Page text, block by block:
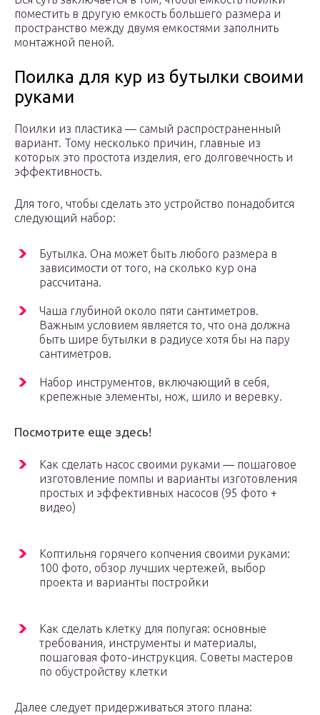
поместить в другую емкость большего размера и
пространство между двумя емкостями заполнить
монтажной пеной.
Поилка для кур из бутылки своими
руками
Поилки из пластика — самый распространенный
вариант. Тому несколько причин, главные из
которых это простота изделия, его долговечность и
эффективность.
Для того, чтобы сделать это устройство понадобится
следующий набор:
Бутылка. Она может быть любого размера в
зависимости от того, на сколько кур она
рассчитана.
Чаша глубиной около пяти сантиметров.
Важным условием является то, что она должна
быть шире бутылки в радиусе хотя бы на пару
сантиметров.
Набор инструментов, включающий в себя,
крепежные элементы, нож, шило и веревку.
Посмотрите еще здесь!
Как сделать насос своими руками — пошаговое
изготовление помпы и варианты изготовления
простых и эффективных насосов (95 фото +
видео)
Коптильня горячего копчения своими руками:
100 фото, обзор лучших чертежей, выбор
проекта и варианты постройки
Как сделать клетку для попугая: основные
требования, инструменты и материалы,
пошаговая фото-инструкция. Советы мастеров
по обустройству клетки
Далее следует придерживаться этого плана: